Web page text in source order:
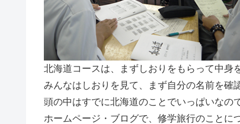
北海道コースは、まずしおりをもらって中身
みんなはしおりを見て、まず自分の名前を確
頭の中はすでに北海道のことでいっぱいなの
ホームページ・ブログで、修学旅行のことに